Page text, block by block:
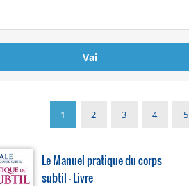
1 2 3 4 5
Le Manuel pratique du corps
subtil - Livre